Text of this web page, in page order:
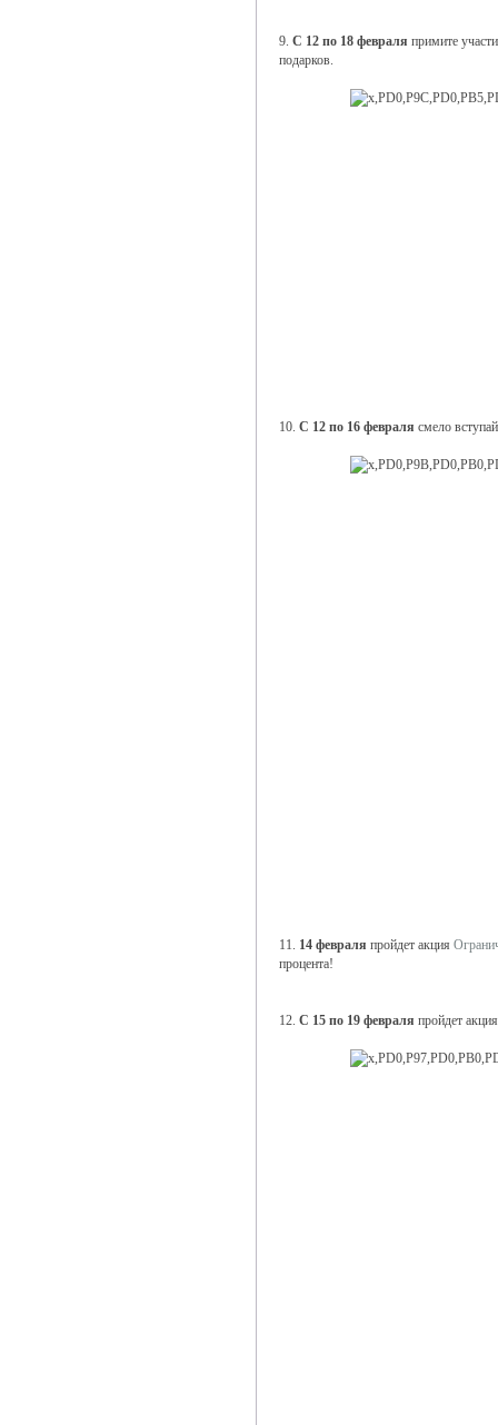
9. С 12 по 18 февраля примите
подарков.
10. С 12 по 16 февраля смело
11. 14 февраля пройдет акция
процента!
12. С 15 по 19 февраля пройдет